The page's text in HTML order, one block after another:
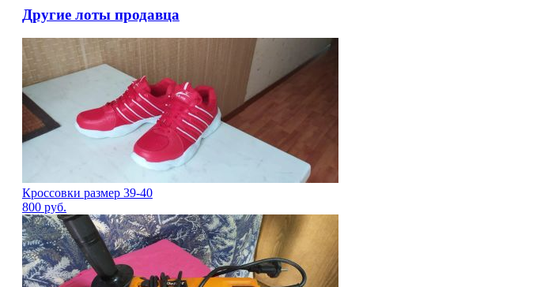
Другие лоты продавца
Кроссовки размер 39-40
800 руб.